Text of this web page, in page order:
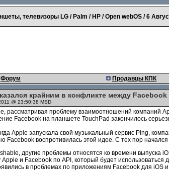
телевизоры LG / Palm / HP / Open webOS /6
Форум Продавцы КПК
крайним в конфликте между
@ 23:50:38 MSD
рассматривая проблему взаимоотношений компаний
Facebook на планшете TouchPad закончилось
Apple запускала свой музыкальный сервис Ping,
Facebook воспротивилась этой идее. С тех пор
другие проблемы относятся ко времени выпуска
и Facebook по API, который будет
в проблемах по приложениям Facebook для iOS